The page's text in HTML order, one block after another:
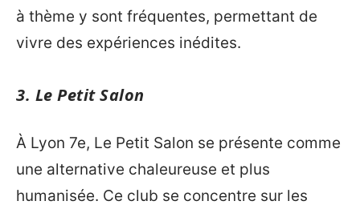
à thème y sont fréquentes, permettant de
vivre des expériences inédites.
3. Le Petit Salon
À Lyon 7e, Le Petit Salon se présente comme
une alternative chaleureuse et plus
humanisée. Ce club se concentre sur les